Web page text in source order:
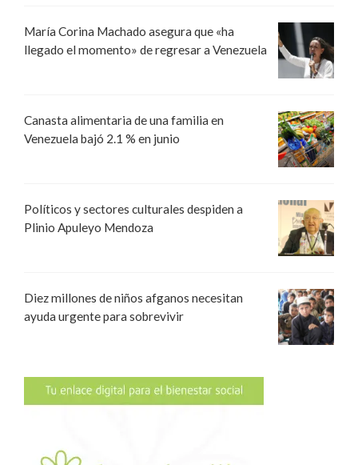
María Corina Machado asegura que «ha
llegado el momento» de regresar a Venezuela
Canasta alimentaria de una familia en
Venezuela bajó 2.1 % en junio
Políticos y sectores culturales despiden a
Plinio Apuleyo Mendoza
Diez millones de niños afganos necesitan
ayuda urgente para sobrevivir